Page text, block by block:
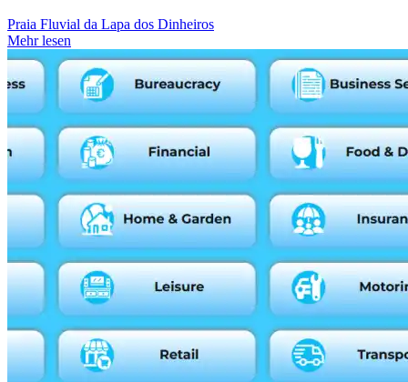
Praia Fluvial da Lapa dos Dinheiros
Mehr lesen